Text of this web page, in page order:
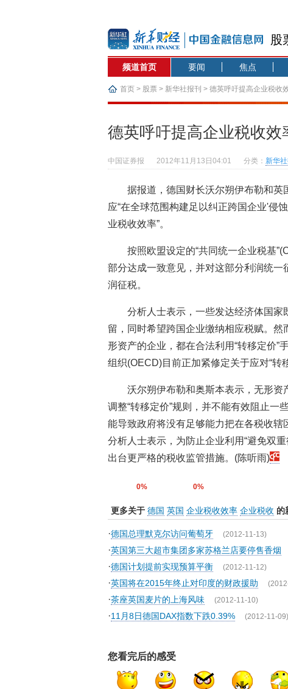
股
频道首页 要闻 焦点
首页 > 股票 > 新华社报刊 > 德英呼吁提高企业税收
德英呼吁提高企业税收效
中国证券报 2012年11月13日04:01 分类： 新华社
据报道，德国财长沃尔朔伊布勒和英
应“在全球范围构建足以纠正跨国企业'侵
业税收效率”。
按照欧盟设定的“共同统一企业税基
部分达成一致意见，并对这部分利润统一
润征税。
分析人士表示，一些发达经济体国家
留，同时希望跨国企业缴纳相应税赋。
形资产的企业，都在合法利用“转移定价”
组织(OECD)目前正加紧修定关于应对“转
沃尔朔伊布勒和奥斯本表示，无形
调整“转移定价”规则，并不能有效阻止一
能导致政府将没有足够能力把在各税收辖
分析人士表示，为防止企业利用“避免双
出台更严格的税收监管措施。(陈听雨)
0% 0%
更多关于 德国 英国 企业税收效率 企业税收 的
·德国总理默克尔访问葡萄牙 (2012-11-13)
·英国第三大超市集团多家苏格兰店要停售香烟
·德国计划提前实现预算平衡 (2012-11-12)
·英国将在2015年终止对印度的财政援助
·茶座英国麦片的上海风味 (2012-11-10)
·11月8日德国DAX指数下跌0.39% (2012-11-09)
您看完后的感受